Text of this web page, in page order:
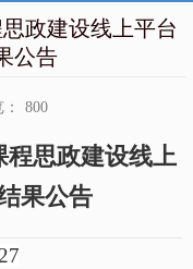
政建设线上平台
公告
800
程思政建设线上
果公告